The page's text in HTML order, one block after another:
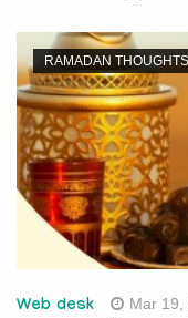
RAMADAN THOUGHTS
Web desk Mar 19,